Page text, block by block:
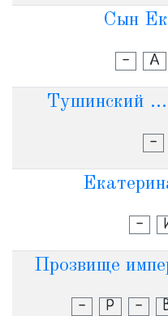
Сын
- А
Тушинский
-
-
Прозвище
- Р -